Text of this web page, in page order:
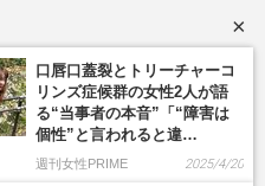
×
口唇口蓋裂とトリーチャーコ
リンズ症候群の女性2人が語
る“当事者の本音”「“障害は
個性”と言われると違…
週刊女性PRIME 2025/4/20